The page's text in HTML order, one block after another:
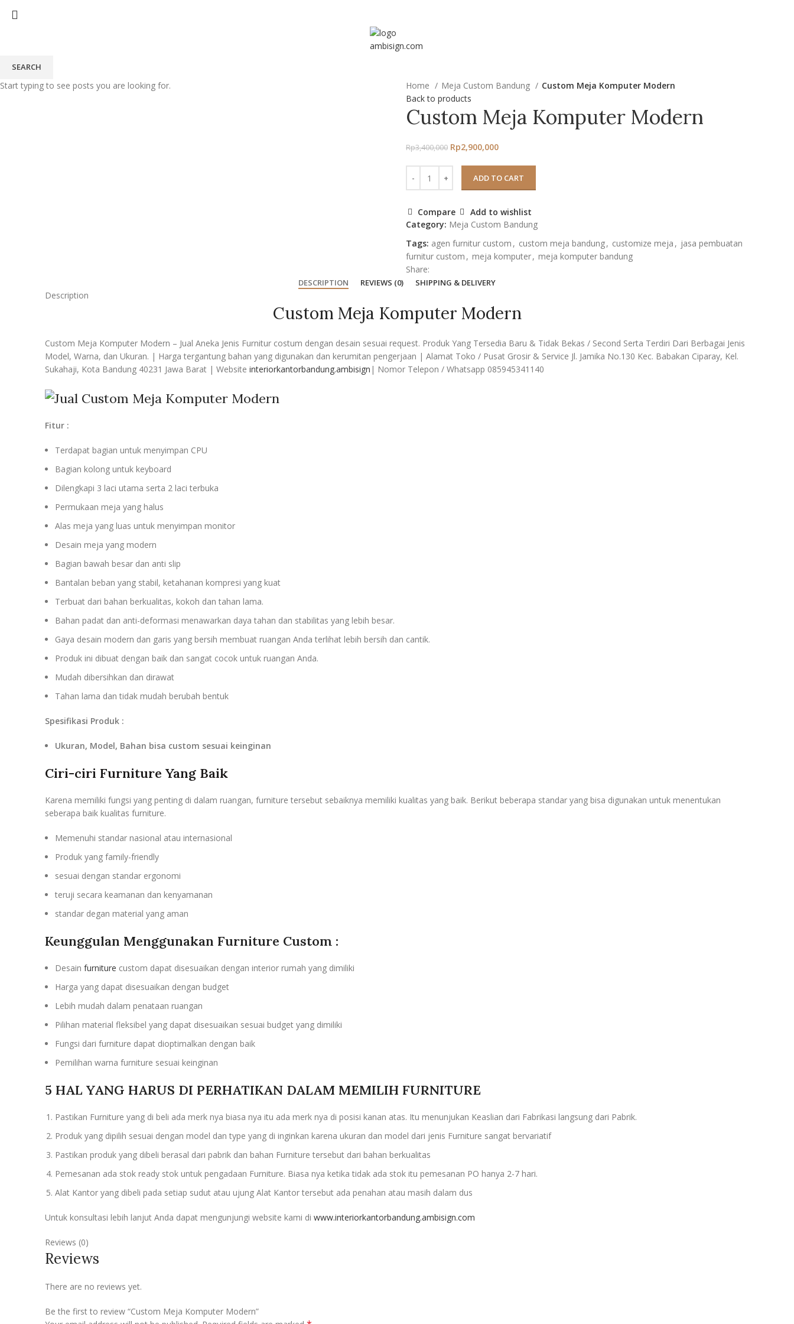
-15% Home Meja Custom Bandung
Custom Meja Komputer Modern
Back to products
Custom Meja Komputer Modern
Rp3,400,000 Rp2,900,000
ADD TO CART
Compare
Add to wishlist
Category: Meja Custom Bandung
Tags: agen furnitur custom , custom meja bandung, customize meja , jasa pembuatan
furnitur custom , meja komputer, meja komputer bandung
Share:
DESCRIPTION REVIEWS (0) SHIPPING & DELIVERY
Description
Custom Meja Komputer Modern
Custom Meja Komputer Modern – Jual Aneka Jenis Furnitur costum dengan desain sesuai request. Produk Yang Tersedia Baru & Tidak Bekas / Second Serta Terdiri Dari Berbagai Jenis
Model, Warna, dan Ukuran. | Harga tergantung bahan yang digunakan dan kerumitan pengerjaan | Alamat Toko / Pusat Grosir & Service Jl. Jamika No.130 Kec. Babakan Ciparay, Kel.
Sukahaji, Kota Bandung 40231 Jawa Barat | Website interiorkantorbandung.ambisign | Nomor Telepon / Whatsapp 085945341140
Fitur :
Terdapat bagian untuk menyimpan CPU
Bagian kolong untuk keyboard
Dilengkapi 3 laci utama serta 2 laci terbuka
Permukaan meja yang halus
Alas meja yang luas untuk menyimpan monitor
Desain meja yang modern
Bagian bawah besar dan anti slip
Bantalan beban yang stabil, ketahanan kompresi yang kuat
Terbuat dari bahan berkualitas, kokoh dan tahan lama.
Bahan padat dan anti-deformasi menawarkan daya tahan dan stabilitas yang lebih besar.
Gaya desain modern dan garis yang bersih membuat ruangan Anda terlihat lebih bersih dan cantik.
Produk ini dibuat dengan baik dan sangat cocok untuk ruangan Anda.
Mudah dibersihkan dan dirawat
Tahan lama dan tidak mudah berubah bentuk
Spesifikasi Produk :
Ukuran, Model, Bahan bisa custom sesuai keinginan
Ciri-ciri Furniture Yang Baik
Karena memiliki fungsi yang penting di dalam ruangan, furniture tersebut sebaiknya memiliki kualitas yang baik. Berikut beberapa standar yang bisa digunakan untuk menentukan
seberapa baik kualitas furniture.
Memenuhi standar nasional atau internasional
Produk yang family-friendly
sesuai dengan standar ergonomi
teruji secara keamanan dan kenyamanan
standar degan material yang aman
Keunggulan Menggunakan Furniture Custom :
Desain furniture custom dapat disesuaikan dengan interior rumah yang dimiliki
Harga yang dapat disesuaikan dengan budget
Lebih mudah dalam penataan ruangan
Pilihan material fleksibel yang dapat disesuaikan sesuai budget yang dimiliki
Fungsi dari furniture dapat dioptimalkan dengan baik
Pemilihan warna furniture sesuai keinginan
5 HAL YANG HARUS DI PERHATIKAN DALAM MEMILIH FURNITURE
Pastikan Furniture yang di beli ada merk nya biasa nya itu ada merk nya di posisi kanan atas. Itu menunjukan Keaslian dari Fabrikasi langsung dari Pabrik.
Produk yang dipilih sesuai dengan model dan type yang di inginkan karena ukuran dan model dari jenis Furniture sangat bervariatif
Pastikan produk yang dibeli berasal dari pabrik dan bahan Furniture tersebut dari bahan berkualitas
Pemesanan ada stok ready stok untuk pengadaan Furniture. Biasa nya ketika tidak ada stok itu pemesanan PO hanya 2-7 hari.
Alat Kantor yang dibeli pada setiap sudut atau ujung Alat Kantor tersebut ada penahan atau masih dalam dus
Untuk konsultasi lebih lanjut Anda dapat mengunjungi website kami di www.interiorkantorbandung.ambisign.com
Reviews (0)
Reviews
There are no reviews yet.
Be the first to review “Custom Meja Komputer Modern”
SEARCH
Start typing to see posts you are looking for.